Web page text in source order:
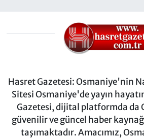
Hasret Gazetesi: Osmaniye'nin
Sitesi Osmaniye'de yayın
Gazetesi, dijital platformda da
güvenilir ve güncel haber
taşımaktadır. Amacımız,